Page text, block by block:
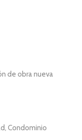
de obra nueva
Condominio